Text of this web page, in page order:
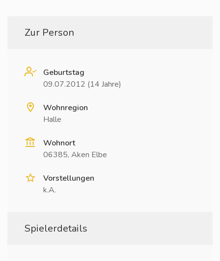
Zur Person
Geburtstag
09.07.2012 (14 Jahre)
Wohnregion
Halle
Wohnort
06385, Aken Elbe
Vorstellungen
k.A.
Spielerdetails